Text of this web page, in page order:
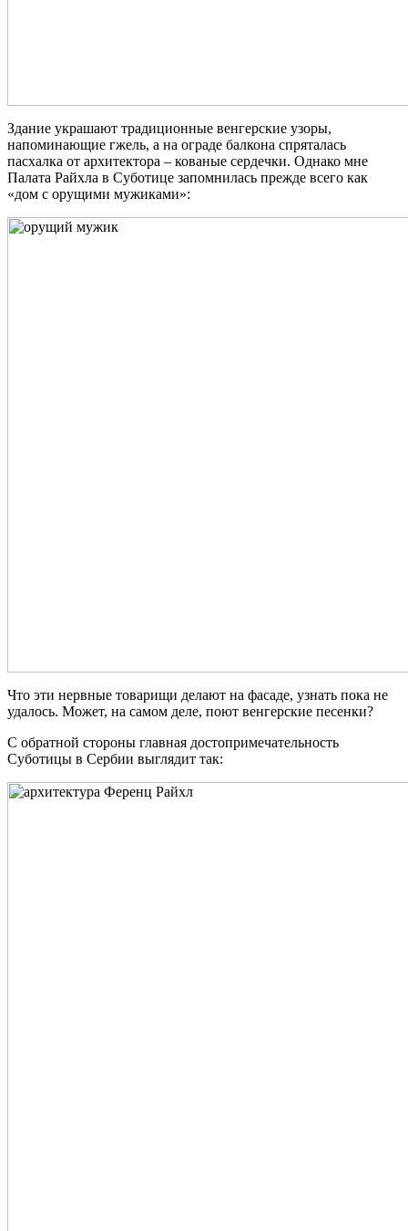
Здание украшают традиционные венгерские узоры,
напоминающие гжель, а на ограде балкона спряталась
пасхалка от архитектора – кованые сердечки. Однако мне
Палата Райхла в Суботице запомнилась прежде всего как
«дом с орущими мужиками»:
Что эти нервные товарищи делают на фасаде, узнать пока не
удалось. Может, на самом деле, поют венгерские песенки?
С обратной стороны главная достопримечательность
Суботицы в Сербии выглядит так: